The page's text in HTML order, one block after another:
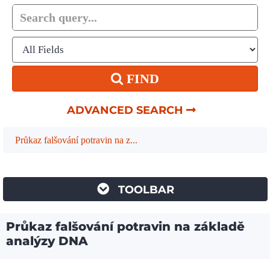
FIND
ADVANCED SEARCH
Průkaz falšování potravin na z...
TOOLBAR
Průkaz falšování potravin na základě
analýzy DNA